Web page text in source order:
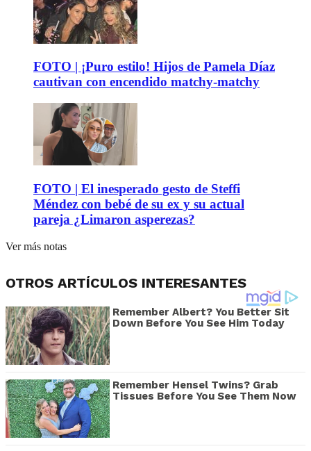
FOTO | ¡Puro estilo! Hijos de Pamela Díaz
cautivan con encendido matchy-matchy
FOTO | El inesperado gesto de Steffi
Méndez con bebé de su ex y su actual
pareja ¿Limaron asperezas?
Ver más notas
OTROS ARTÍCULOS INTERESANTES
Remember Albert? You Better Sit
Down Before You See Him Today
Remember Hensel Twins? Grab
Tissues Before You See Them Now